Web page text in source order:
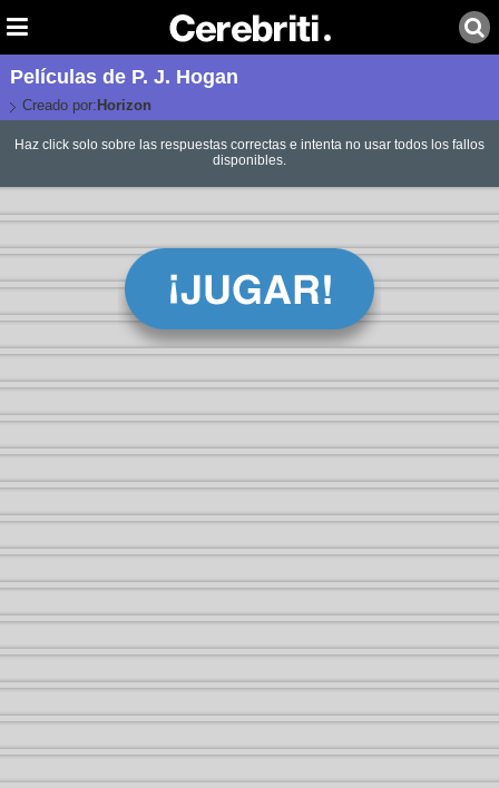
Películas de P. J. Hogan
Creado por: Horizon
Haz click solo sobre las respuestas correctas e intenta no usar todos los fallos
disponibles.